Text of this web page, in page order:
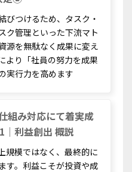
びつけるため、タスク・
ク管理といった下流マト
源を無駄なく成果に変え
より「社員の努力を成果
実行力を高めます
組み対応にて着実成
利益創出 概説
規模ではなく、最終的に
す。利益こそが投資や成